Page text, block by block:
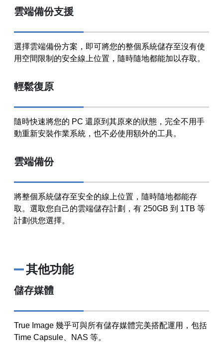
雲端備份支援
選擇雲端備份方案，即可將您的整個系統儲存至沒有使
用空間限制的安全線上位置，隨時隨地都能加以存取。
輕鬆復原
隨時快速將您的 PC 還原到其原來的狀態，完全不用手
動重新安裝作業系統，也不必使用額外的工具。
雲端備份
將整個系統儲存至安全的線上位置，隨時隨地都能存
取。選取您自己的雲端儲存計劃，有 250GB 到 1TB 等
計劃供您選擇。
其他功能
儲存媒體
True Image 幾乎可與所有儲存媒體完美搭配運用，包括
Time Capsule、NAS 等。